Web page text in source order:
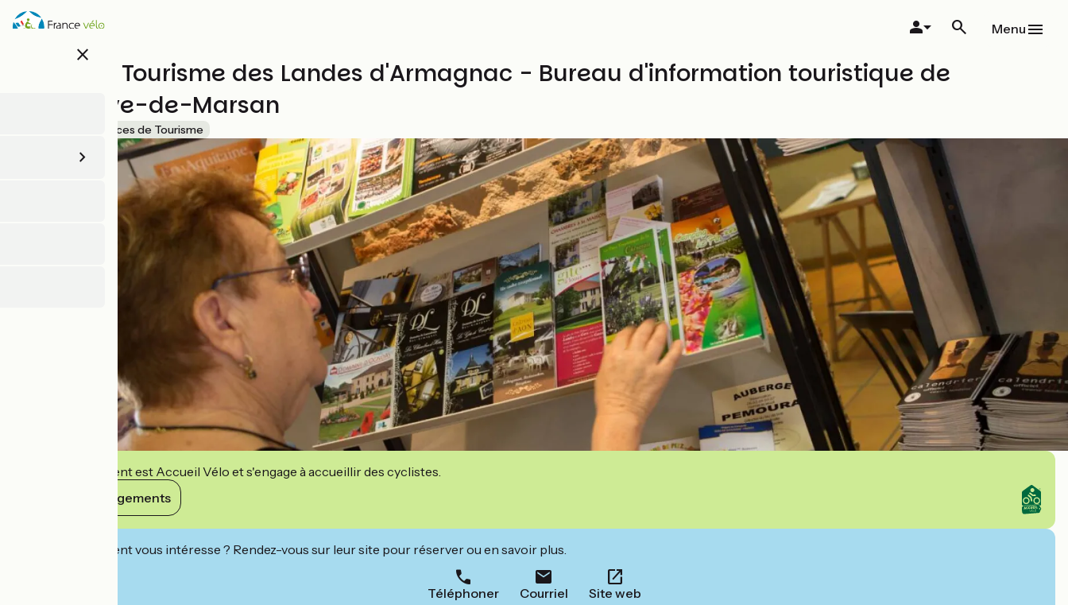
Aller
au
close
Menu
Office de Tourisme des Landes d'Armagnac - Bureau d'information touristique de
Villeneuve-de-Marsan
Offices de Tourisme
Cet établissement est Accueil Vélo et s'engage à accueillir des cyclistes.
Voir ses engagements
Cet établissement vous intéresse ? Rendez-vous sur leur site pour réserver ou en savoir plus.
Téléphoner Courriel Site web